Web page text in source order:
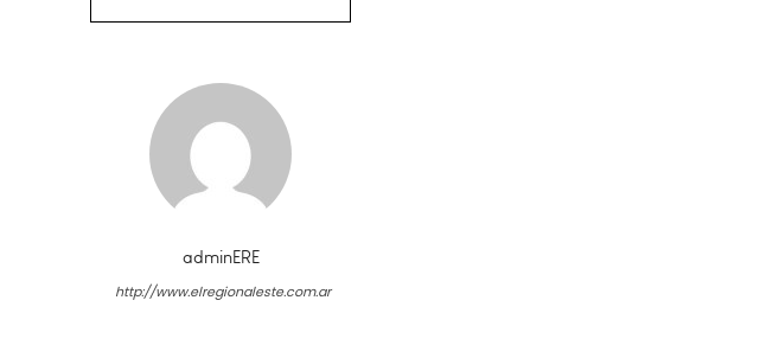
adminERE
http://www.elregionaleste.com.ar